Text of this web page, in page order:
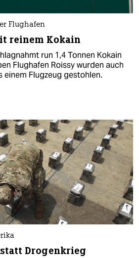
Flughafen
reinem Kokain
run 1,4 Tonnen Kokain
Flughafen Roissy wurden auch
einem Flugzeug gestohlen.
Drogenkrieg